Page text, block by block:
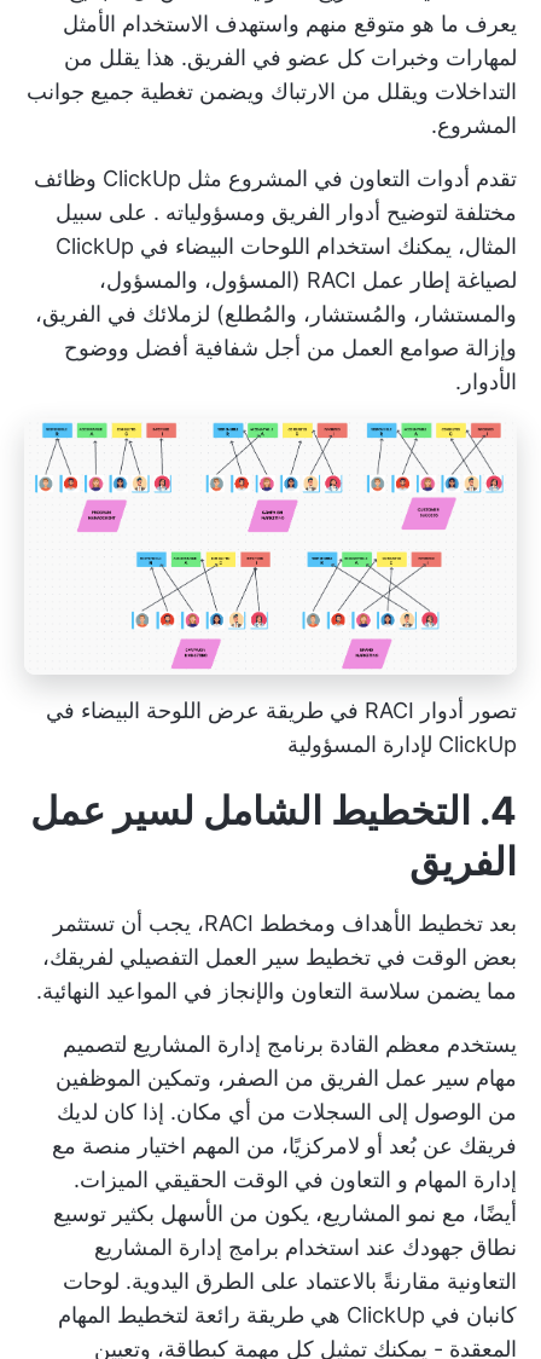
يعرف ما هو متوقع منهم واستهدف الاستخدام الأمثل
لمهارات وخبرات كل عضو في الفريق. هذا يقلل من
التداخلات ويقلل من الارتباك ويضمن تغطية جميع جوانب
المشروع.
تقدم أدوات التعاون في المشروع مثل ClickUp وظائف
مختلفة لتوضيح أدوار الفريق ومسؤولياته . على سبيل
المثال، يمكنك استخدام اللوحات البيضاء في ClickUp
لصياغة إطار عمل RACI (المسؤول، والمسؤول،
والمستشار، والمُستشار، والمُطلع) لزملائك في الفريق،
وإزالة صوامع العمل من أجل شفافية أفضل ووضوح
الأدوار.
تصور أدوار RACI في طريقة عرض اللوحة البيضاء في
ClickUp لإدارة المسؤولية
4. التخطيط الشامل لسير عمل
الفريق
بعد تخطيط الأهداف ومخطط RACI، يجب أن تستثمر
بعض الوقت في تخطيط سير العمل التفصيلي لفريقك،
مما يضمن سلاسة التعاون والإنجاز في المواعيد النهائية.
يستخدم معظم القادة برنامج إدارة المشاريع لتصميم
مهام سير عمل الفريق من الصفر، وتمكين الموظفين
من الوصول إلى السجلات من أي مكان. إذا كان لديك
فريقك عن بُعد أو لامركزيًا، من المهم اختيار منصة مع
إدارة المهام و التعاون في الوقت الحقيقي الميزات.
أيضًا، مع نمو المشاريع، يكون من الأسهل بكثير توسيع
نطاق جهودك عند استخدام برامج إدارة المشاريع
التعاونية مقارنةً بالاعتماد على الطرق اليدوية. لوحات
كانبان
في ClickUp هي طريقة رائعة لتخطيط المهام
المعقدة - يمكنك تمثيل كل مهمة كبطاقة، وتعيين